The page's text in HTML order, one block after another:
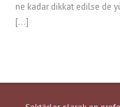
ne kadar dikkat edilse de
[…]